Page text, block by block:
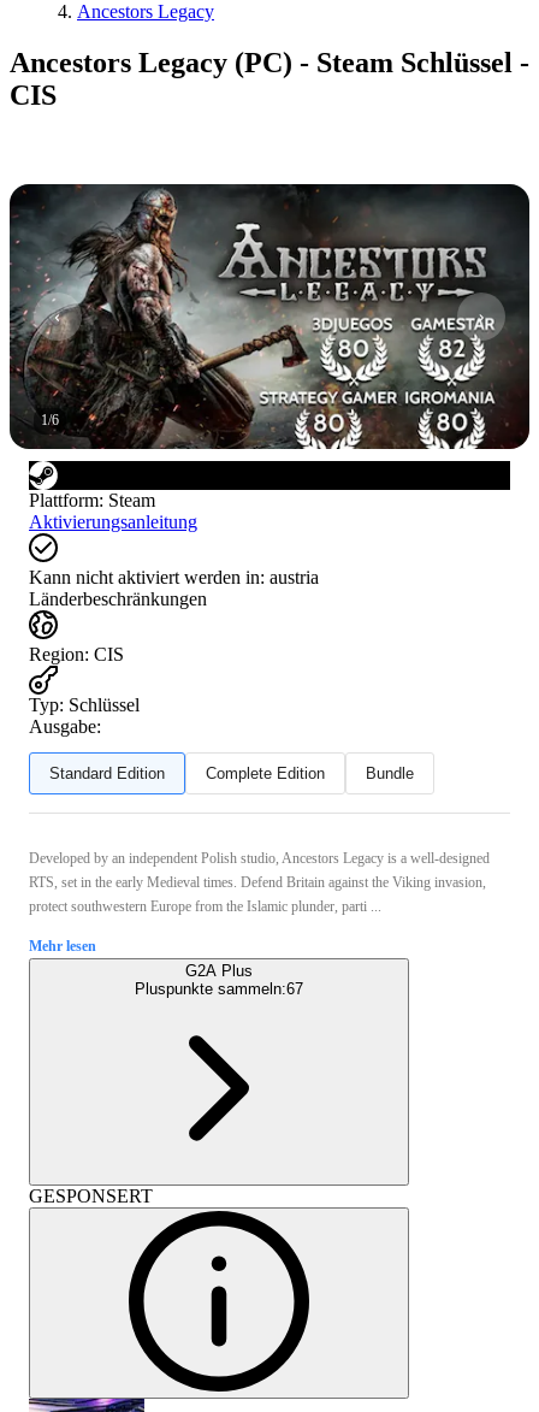
Ancestors Legacy
Ancestors Legacy (PC) - Steam Schlüssel -
CIS
1/6
Plattform: Steam
Aktivierungsanleitung
Kann nicht aktiviert werden in: austria
Länderbeschränkungen
Region: CIS
Typ: Schlüssel
Ausgabe:
Standard Edition Complete Edition Bundle
Developed by an independent Polish studio, Ancestors Legacy is a well-designed
RTS, set in the early Medieval times. Defend Britain against the Viking invasion,
protect southwestern Europe from the Islamic plunder, parti ...
Mehr lesen
G2A Plus
Pluspunkte sammeln:67
GESPONSERT